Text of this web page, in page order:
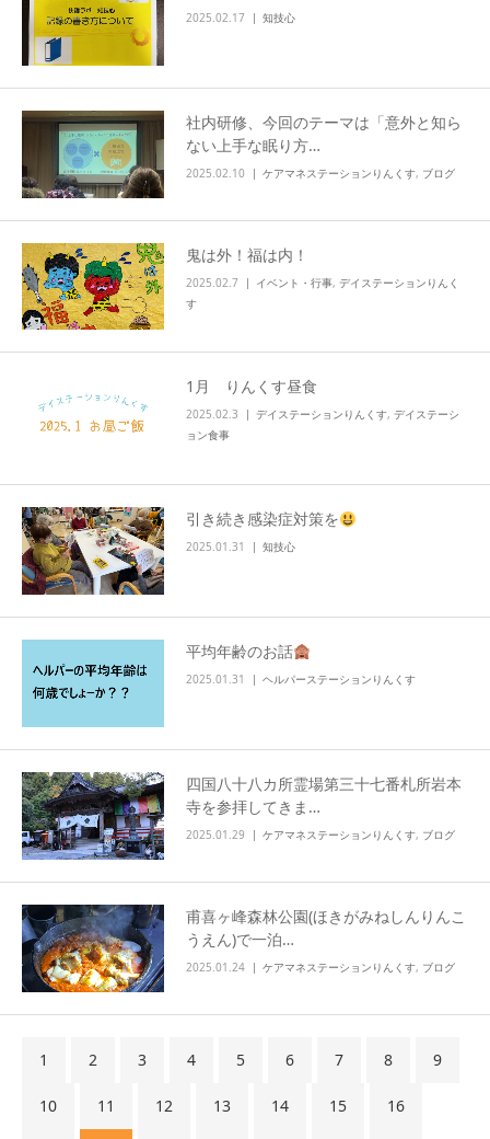
2025.02.17 知技心
社内研修、今回のテーマは「意外と知ら
ない上手な眠り方…
2025.02.10 ケアマネステーションりんくす, ブログ
鬼は外！福は内！
2025.02.7 イベント・行事, デイステーションりんく
す
1月 りんくす昼食
2025.02.3 デイステーションりんくす, デイステーシ
ョン食事
引き続き感染症対策を
2025.01.31 知技心
平均年齢のお話
2025.01.31 ヘルパーステーションりんくす
四国八十八カ所霊場第三十七番札所岩本
寺を参拝してきま…
2025.01.29 ケアマネステーションりんくす, ブログ
甫喜ヶ峰森林公園(ほきがみねしんりんこ
うえん)で一泊…
2025.01.24 ケアマネステーションりんくす, ブログ
1 2 3 4 5 6 7 8 9
10 11 12 13 14 15 16